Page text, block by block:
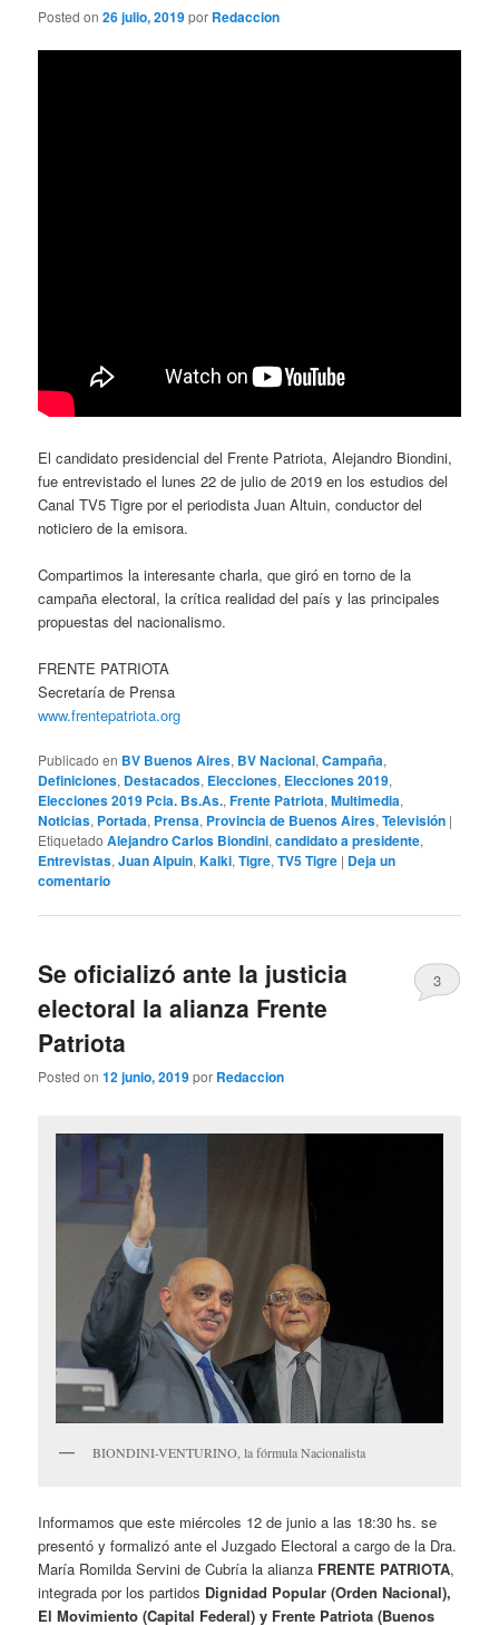
Posted on26 julio, 2019por Redaccion
El candidato presidencial del Frente Patriota, Alejandro Biondini,
fue entrevistado el lunes 22 de julio de 2019 en los estudios del
Canal TV5 Tigre por el periodista Juan Altuin, conductor del
noticiero de la emisora.
Compartimos la interesante charla, que giró en torno de la
campaña electoral, la crítica realidad del país y las principales
propuestas del nacionalismo.
FRENTE PATRIOTA
Secretaría de Prensa
www.frentepatriota.org
Publicado en BV Buenos Aires, BV Nacional,Campaña,
Definiciones, Destacados, Elecciones, Elecciones 2019,
Elecciones 2019 Pcia. Bs.As.,Frente Patriota,Multimedia,
Noticias, Portada, Prensa, Provincia de Buenos Aires,Televisión |
Etiquetado Alejandro Carlos Biondini,candidato a presidente,
Entrevistas,Juan Alpuin,Kalki,Tigre,TV5 Tigre | Deja un
comentario
Se oficializó ante la justicia
electoral la alianza Frente
Patriota
Posted on12 junio, 2019por Redaccion
3
BIONDINI-VENTURINO, la fórmula Nacionalista
Informamos que este miércoles 12 de junio a las 18:30 hs. se
presentó y formalizó ante el Juzgado Electoral a cargo de la Dra.
María Romilda Servini de Cubría la alianza FRENTE PATRIOTA,
integrada por los partidos Dignidad Popular (Orden Nacional),
El Movimiento (Capital Federal) y Frente Patriota (Buenos